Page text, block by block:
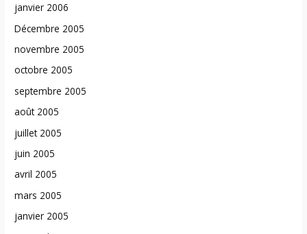
janvier 2006
Décembre 2005
novembre 2005
octobre 2005
septembre 2005
août 2005
juillet 2005
juin 2005
avril 2005
mars 2005
janvier 2005